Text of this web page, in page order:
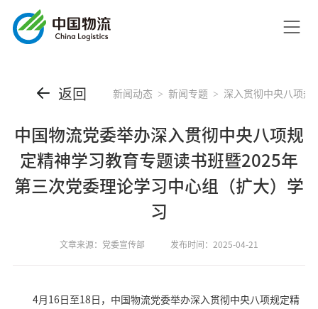
返回 新闻动态 新闻专题 深入贯彻中央八项规
中国物流党委举办深入贯彻中央八项规
定精神学习教育专题读书班暨2025年
第三次党委理论学习中心组（扩大）学
习
文章来源：党委宣传部 发布时间：2025-04-21
4月16日至18日，中国物流党委举办深入贯彻中央八项规定精